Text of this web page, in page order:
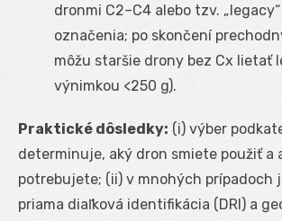
dronmi C2–C4 alebo tzv.
označenia; po skončení
môžu staršie drony bez Cx lietať
výnimkou <250 g).
Praktické dôsledky: (i) výber
determinuje, aký dron smiete použiť a
potrebujete; (ii) v mnohých prípadoch
priama diaľková identifikácia (DRI) a